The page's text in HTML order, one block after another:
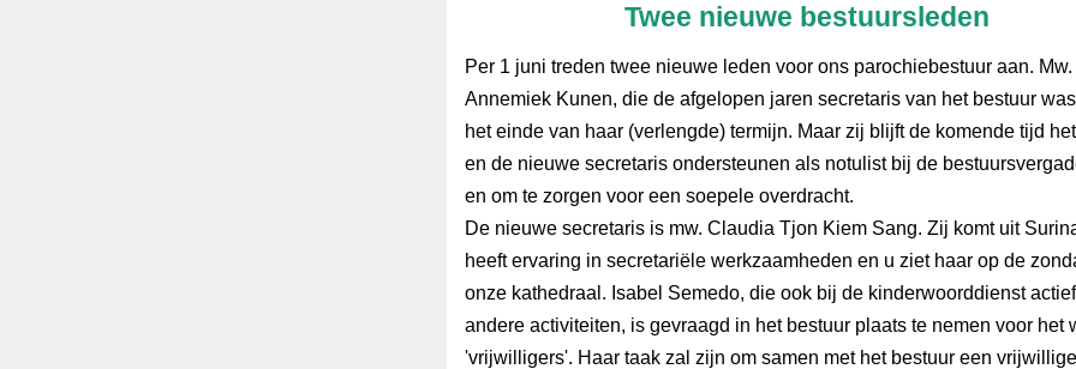
Twee nieuwe bestuursleden
Per 1 juni treden twee nieuwe leden voor ons parochiebestuur aan. Mw.
Annemiek Kunen, die de afgelopen jaren secretaris van het bestuur
het einde van haar (verlengde) termijn. Maar zij blijft de komende tijd
en de nieuwe secretaris ondersteunen als notulist bij de
en om te zorgen voor een soepele overdracht.
De nieuwe secretaris is mw. Claudia Tjon Kiem Sang. Zij komt uit
heeft ervaring in secretariële werkzaamheden en u ziet haar op de
onze kathedraal. Isabel Semedo, die ook bij de kinderwoorddienst
andere activiteiten, is gevraagd in het bestuur plaats te nemen voor het
'vrijwilligers'. Haar taak zal zijn om samen met het bestuur een